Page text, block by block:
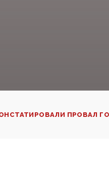
ПРОВАЛ